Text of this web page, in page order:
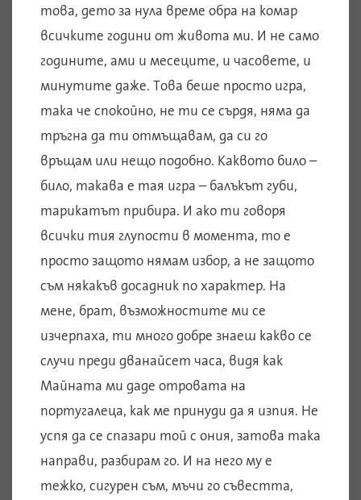
това, дето за нула време обра на комар
всичките години от живота ми. И не само
годините, ами и месеците, и часовете, и
минутите даже. Това беше просто игра,
така че спокойно, не ти се сърдя, няма да
тръгна да ти отмъщавам, да си го
връщам или нещо подобно. Каквото било –
било, такава е тая игра – балъкът губи,
тарикатът прибира. И ако ти говоря
всички тия глупости в момента, то е
просто защото нямам избор, а не защото
съм някакъв досадник по характер. На
мене, брат, възможностите ми се
изчерпаха, ти много добре знаеш какво се
случи преди дванайсет часа, видя как
Майната ми даде отровата на
португалеца, как ме принуди да я изпия. Не
успя да се спазари той с ония, затова така
направи, разбирам го. И на него му е
тежко, сигурен съм, мъчи го съвестта,